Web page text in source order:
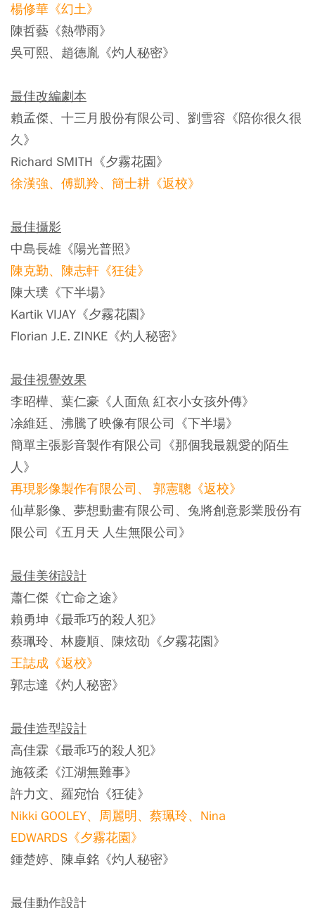
楊修華《幻土》
陳哲藝《熱帶雨》
吳可熙、趙德胤《灼人秘密》
最佳改編劇本
賴孟傑、十三月股份有限公司、劉雪容《陪你很久很
久》
Richard SMITH《夕霧花園》
徐漢強、傅凱羚、簡士耕《返校》
最佳攝影
中島長雄《陽光普照》
陳克勤、陳志軒《狂徒》
陳大璞《下半場》
Kartik VIJAY《夕霧花園》
Florian J.E. ZINKE《灼人秘密》
最佳視覺效果
李昭樺、葉仁豪《人面魚 紅衣小女孩外傳》
凃維廷、沸騰了映像有限公司《下半場》
簡單主張影音製作有限公司《那個我最親愛的陌生
人》
再現影像製作有限公司、 郭憲聰《返校》
仙草影像、夢想動畫有限公司、兔將創意影業股份有
限公司《五月天 人生無限公司》
最佳美術設計
蕭仁傑《亡命之途》
賴勇坤《最乖巧的殺人犯》
蔡珮玲、林慶順、陳炫劭《夕霧花園》
王誌成《返校》
郭志達《灼人秘密》
最佳造型設計
高佳霖《最乖巧的殺人犯》
施筱柔《江湖無難事》
許力文、羅宛怡《狂徒》
Nikki GOOLEY、周麗明、蔡珮玲、Nina
EDWARDS《夕霧花園》
鍾楚婷、陳卓銘《灼人秘密》
最佳動作設計